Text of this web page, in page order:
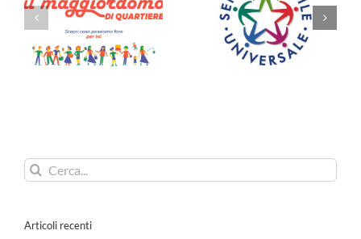
provvisorie
progetti di Servizio
Civile Universale
SYMPOSIUM
WFTC GENOVA
2026 -La Carta di
Genova 2026
Cerca
per:
Articoli recenti